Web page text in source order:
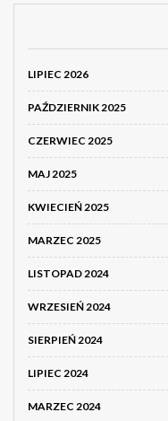
LIPIEC 2026
PAŹDZIERNIK 2025
CZERWIEC 2025
MAJ 2025
KWIECIEŃ 2025
MARZEC 2025
LISTOPAD 2024
WRZESIEŃ 2024
SIERPIEŃ 2024
LIPIEC 2024
MARZEC 2024